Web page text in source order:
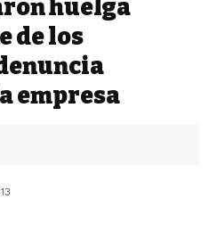
huelga
de los
empresa